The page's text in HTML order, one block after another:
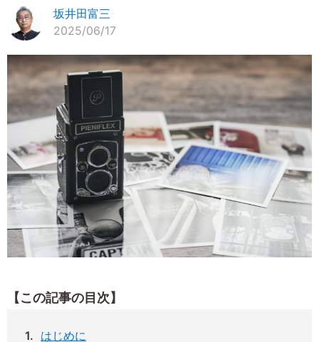
坂井田富三
2025/06/17
【この記事の目次】
はじめに